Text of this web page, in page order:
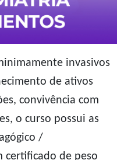
invasivos
de ativos
convivência com
o curso possui as
/
certificado de peso